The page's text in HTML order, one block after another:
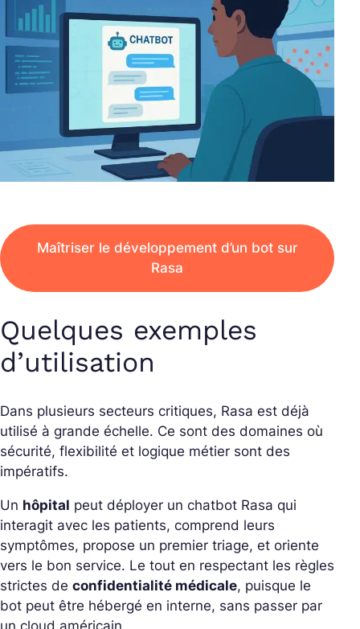
Maîtriser le développement d’un bot sur
Rasa
Quelques exemples
d’utilisation
Dans plusieurs secteurs critiques, Rasa est déjà
utilisé à grande échelle. Ce sont des domaines où
sécurité, flexibilité et logique métier sont des
impératifs.
Un hôpital peut déployer un chatbot Rasa qui
interagit avec les patients, comprend leurs
symptômes, propose un premier triage, et oriente
vers le bon service. Le tout en respectant les règles
strictes de confidentialité médicale, puisque le
bot peut être hébergé en interne, sans passer par